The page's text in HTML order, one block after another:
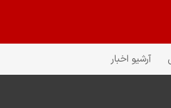
آرشیو اخبار